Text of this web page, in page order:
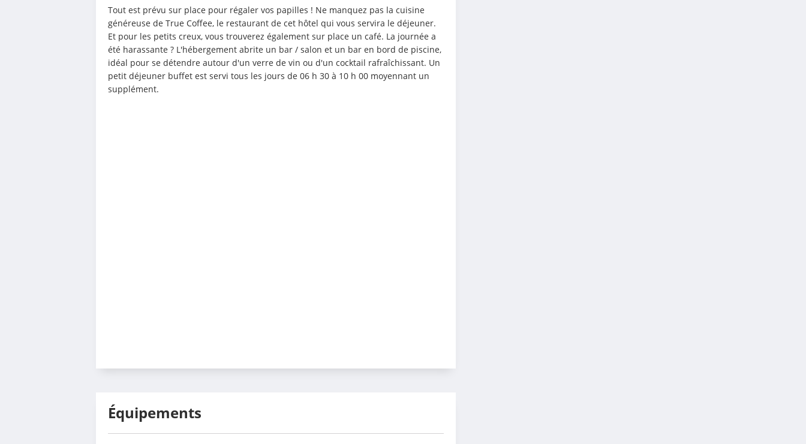
Tout est prévu sur place pour régaler vos papilles ! Ne manquez pas la cuisine
généreuse de True Coffee, le restaurant de cet hôtel qui vous servira le déjeuner.
Et pour les petits creux, vous trouverez également sur place un café. La journée a
été harassante ? L'hébergement abrite un bar / salon et un bar en bord de piscine,
idéal pour se détendre autour d'un verre de vin ou d'un cocktail rafraîchissant. Un
petit déjeuner buffet est servi tous les jours de 06 h 30 à 10 h 00 moyennant un
supplément.
Équipements